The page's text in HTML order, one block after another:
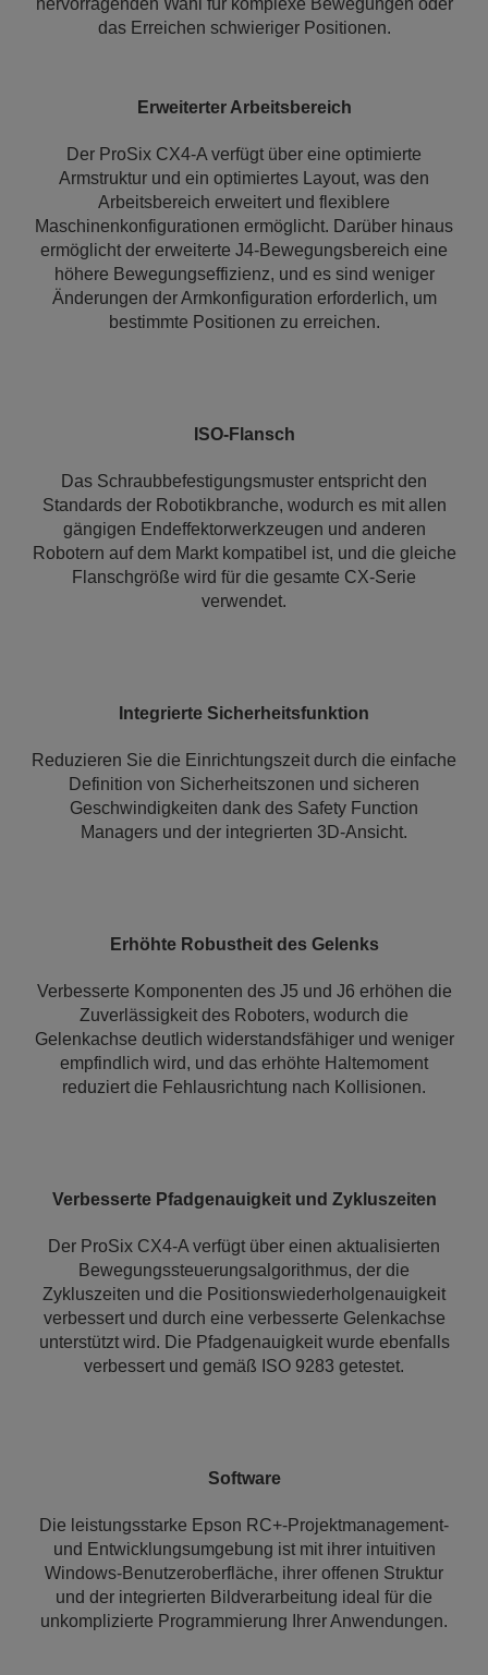
hervorragenden Wahl für komplexe Bewegungen oder
das Erreichen schwieriger Positionen.
Erweiterter Arbeitsbereich
Der ProSix CX4-A verfügt über eine optimierte
Armstruktur und ein optimiertes Layout, was den
Arbeitsbereich erweitert und flexiblere
Maschinenkonfigurationen ermöglicht. Darüber hinaus
ermöglicht der erweiterte J4-Bewegungsbereich eine
höhere Bewegungseffizienz, und es sind weniger
Änderungen der Armkonfiguration erforderlich, um
bestimmte Positionen zu erreichen.
ISO-Flansch
Das Schraubbefestigungsmuster entspricht den
Standards der Robotikbranche, wodurch es mit allen
gängigen Endeffektorwerkzeugen und anderen
Robotern auf dem Markt kompatibel ist, und die gleiche
Flanschgröße wird für die gesamte CX-Serie
verwendet.
Integrierte Sicherheitsfunktion
Reduzieren Sie die Einrichtungszeit durch die einfache
Definition von Sicherheitszonen und sicheren
Geschwindigkeiten dank des Safety Function
Managers und der integrierten 3D-Ansicht.
Erhöhte Robustheit des Gelenks
Verbesserte Komponenten des J5 und J6 erhöhen die
Zuverlässigkeit des Roboters, wodurch die
Gelenkachse deutlich widerstandsfähiger und weniger
empfindlich wird, und das erhöhte Haltemoment
reduziert die Fehlausrichtung nach Kollisionen.
Verbesserte Pfadgenauigkeit und Zykluszeiten
Der ProSix CX4-A verfügt über einen aktualisierten
Bewegungssteuerungsalgorithmus, der die
Zykluszeiten und die Positionswiederholgenauigkeit
verbessert und durch eine verbesserte Gelenkachse
unterstützt wird. Die Pfadgenauigkeit wurde ebenfalls
verbessert und gemäß ISO 9283 getestet.
Software
Die leistungsstarke Epson RC+-Projektmanagement-
und Entwicklungsumgebung ist mit ihrer intuitiven
Windows-Benutzeroberfläche, ihrer offenen Struktur
und der integrierten Bildverarbeitung ideal für die
unkomplizierte Programmierung Ihrer Anwendungen.